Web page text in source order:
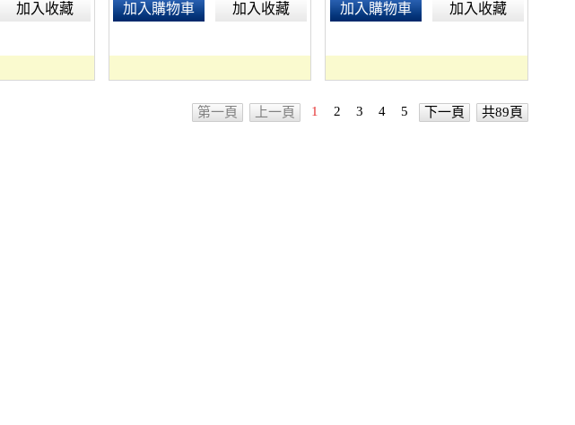
加入收藏 加入購物車 加入收藏 加入購物車 加入收藏
第一頁 上一頁 1 2 3 4 5 下一頁 共89頁